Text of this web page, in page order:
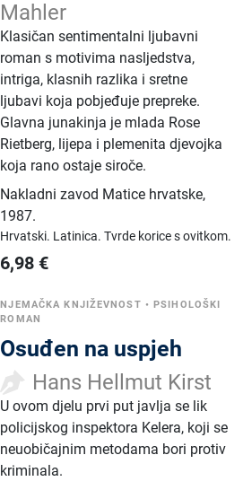
Mahler
Klasičan sentimentalni ljubavni
roman s motivima nasljedstva,
intriga, klasnih razlika i sretne
ljubavi koja pobjeđuje prepreke.
Glavna junakinja je mlada Rose
Rietberg, lijepa i plemenita djevojka
koja rano ostaje siroče.
Nakladni zavod Matice hrvatske,
1987.
Hrvatski. Latinica.Tvrde korice s ovitkom.
6,98 €
NJEMAČKA KNJIŽEVNOST • PSIHOLOŠKI
ROMAN
Osuđen na uspjeh
Hans Hellmut Kirst
U ovom djelu prvi put javlja se lik
policijskog inspektora Kelera, koji se
neuobičajnim metodama bori protiv
kriminala.